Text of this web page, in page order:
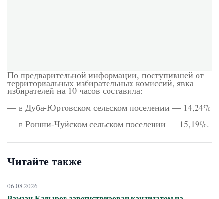
По предварительной информации, поступившей от
территориальных избирательных комиссий, явка
избирателей на 10 часов составила:
— в Дуба-Юртовском сельском поселении — 14,24%
— в Рошни-Чуйском сельском поселении — 15,19%.
Читайте также
06.08.2026